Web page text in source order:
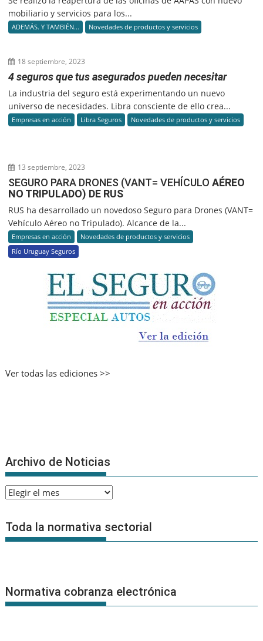
mobiliario y servicios para los...
ADEMÁS. Y TAMBIÉN... Novedades de productos y servicios
18 septiembre, 2023
4 seguros que tus asegurados pueden necesitar
La industria del seguro está experimentando un nuevo
universo de necesidades. Libra consciente de ello crea...
Empresas en acción Libra Seguros Novedades de productos y servicios
13 septiembre, 2023
SEGURO PARA DRONES (VANT= VEHÍCULOAÉREO
NO TRIPULADO) DE RUS
RUS ha desarrollado un novedoso Seguro para Drones (VANT=
Vehículo Aéreo no Tripulado). Alcance de la...
Empresas en acción
Novedades de productos y servicios
Río Uruguay Seguros
Ver todas las ediciones >>
Archivo de Noticias
Archivo
Noticias
Toda la normativa sectorial
Normativa cobranza electrónica